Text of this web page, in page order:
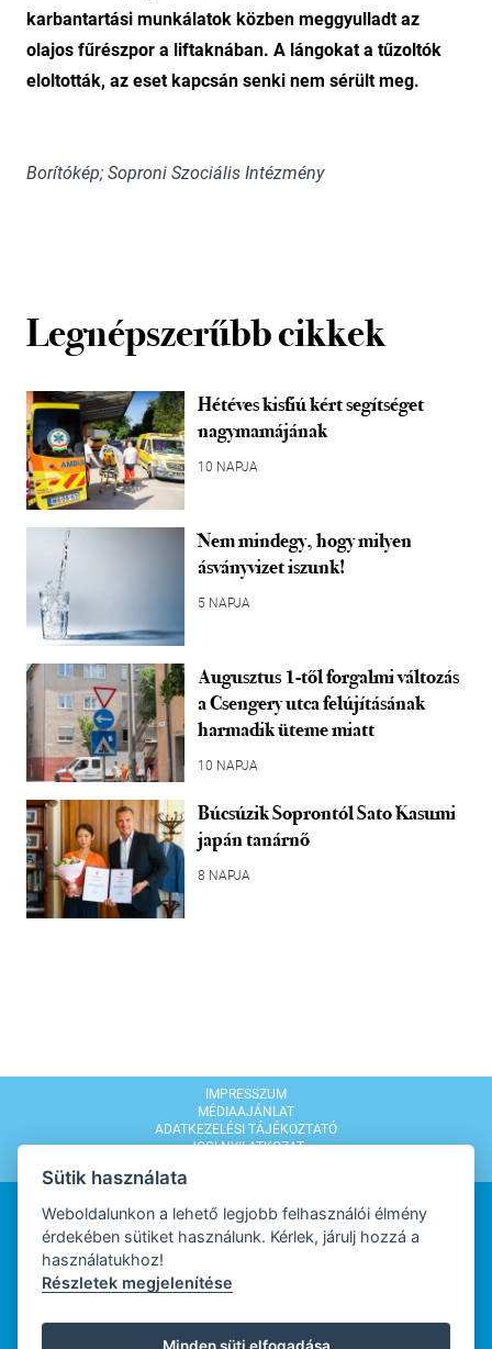
karbantartási munkálatok közben meggyulladt az
olajos fűrészpor a liftaknában. A lángokat a tűzoltók
eloltották, az eset kapcsán senki nem sérült meg.
Borítókép; Soproni Szociális Intézmény
Legnépszerűbb cikkek
Hétéves kisfiú kért segítséget
nagymamájának
10 NAPJA
Nem mindegy, hogy milyen
ásványvizet iszunk!
5 NAPJA
Augusztus 1-től forgalmi változás
a Csengery utca felújításának
harmadik üteme miatt
10 NAPJA
Búcsúzik Soprontól Sato Kasumi
japán tanárnő
8 NAPJA
IMPRESSZUM
MÉDIAAJÁNLAT
ADATKEZELÉSI TÁJÉKOZTATÓ
JOGI NYILATKOZAT
WEBDESIGN
Sütik használata
Weboldalunkon a lehető legjobb felhasználói élmény
érdekében sütiket használunk. Kérlek, járulj hozzá a
használatukhoz!
Részletek megjelenítése